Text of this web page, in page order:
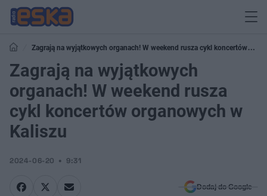
Zagrają na wyjątkowych organach! W weekend rusza cykl koncertów
organowych w Kaliszu
Zagrają na wyjątkowych
organach! W weekend rusza
cykl koncertów organowych w
Kaliszu
2024-06-20 9:31
Dodaj do Google